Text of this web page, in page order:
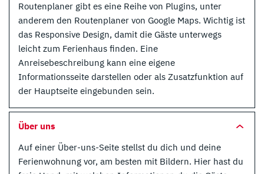
Routenplaner gibt es eine Reihe von Plugins, unter
anderem den Routenplaner von Google Maps. Wichtig ist
das Responsive Design, damit die Gäste unterwegs
leicht zum Ferienhaus finden. Eine
Anreisebeschreibung kann eine eigene
Informationsseite darstellen oder als Zusatzfunktion auf
der Hauptseite eingebunden sein.
Über uns
Auf einer Über-uns-Seite stellst du dich und deine
Ferienwohnung vor, am besten mit Bildern. Hier hast du